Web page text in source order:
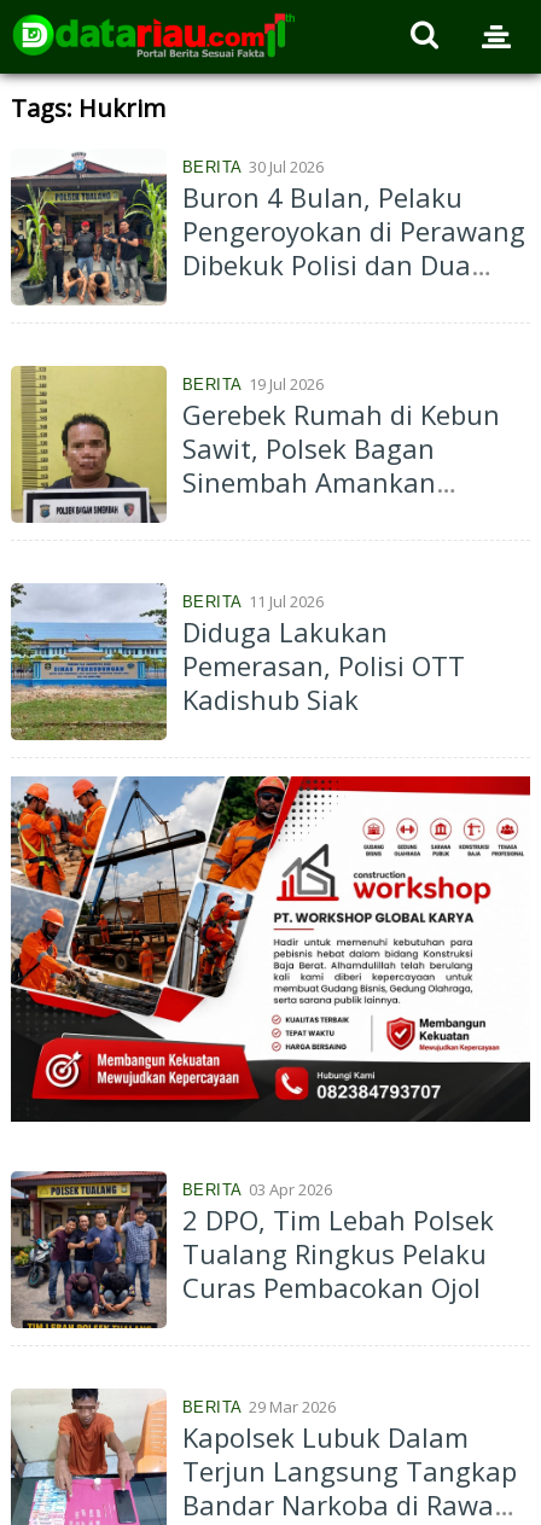
Tags: Hukrim
BERITA 30 Jul 2026
Buron 4 Bulan, Pelaku
Pengeroyokan di Perawang
Dibekuk Polisi dan Dua
BERITA 19 Jul 2026
Gerebek Rumah di Kebun
Sawit, Polsek Bagan
Sinembah Amankan
BERITA 11 Jul 2026
Diduga Lakukan
Pemerasan, Polisi OTT
Kadishub Siak
BERITA 03 Apr 2026
2 DPO, Tim Lebah Polsek
Tualang Ringkus Pelaku
Curas Pembacokan Ojol
BERITA 29 Mar 2026
Kapolsek Lubuk Dalam
Terjun Langsung Tangkap
Bandar Narkoba di Rawang